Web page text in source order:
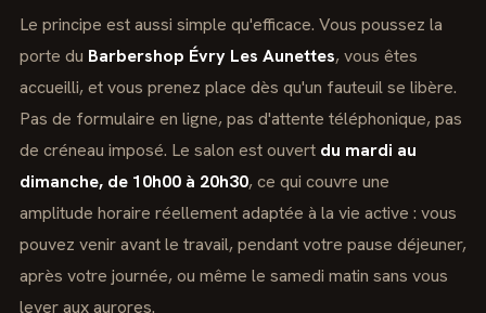
Le principe est aussi simple qu'efficace. Vous poussez la
porte du Barbershop Évry Les Aunettes, vous êtes
accueilli, et vous prenez place dès qu'un fauteuil se libère.
Pas de formulaire en ligne, pas d'attente téléphonique, pas
de créneau imposé. Le salon est ouvert du mardi au
dimanche, de 10h00 à 20h30, ce qui couvre une
amplitude horaire réellement adaptée à la vie active : vous
pouvez venir avant le travail, pendant votre pause déjeuner,
après votre journée, ou même le samedi matin sans vous
lever aux aurores.